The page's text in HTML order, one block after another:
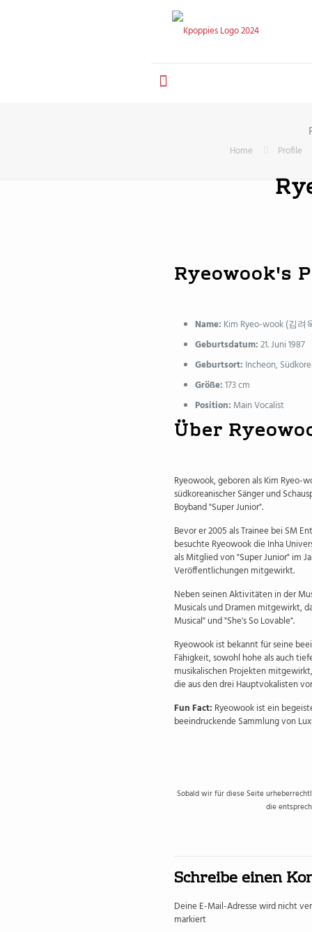
Home Profile
Ryeowook's
Name: Kim Ryeo-wook (김려
Geburtsdatum:21. Juni 1987
Geburtsort: Incheon,
Größe:173 cm
Position: Main Vocalist
Über
Ryeowook, geboren als Kim Ryeo-
südkoreanischer Sänger und
Boyband "Super Junior".
Bevor er 2005 als Trainee bei SM
besuchte Ryeowook die Inha
als Mitglied von "Super Junior" im
Veröffentlichungen mitgewirkt.
Neben seinen Aktivitäten in der
Musicals und Dramen mitgewirkt,
Musical" und "She's So Lovable".
Ryeowook ist bekannt für seine
Fähigkeit, sowohl hohe als auch
musikalischen Projekten
die aus den drei Hauptvokalisten
Fun Fact: Ryeowook ist ein
beeindruckende Sammlung von
Sobald wir für diese Seite
die
Schreibe einen
Deine E-Mail-Adresse wird nicht
markiert